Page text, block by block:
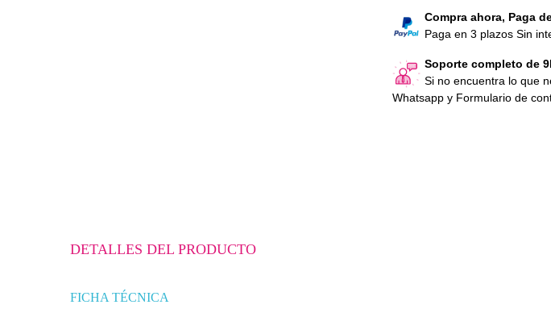
Compra ahora, Paga
Paga en 3 plazos Sin
Soporte completo de
Si no encuentra lo que
Whatsapp y Formulario de
Banda para cinta de correr
Proaction...
127,05 € IVA Incl.
DETALLES DEL PRODUCTO
FICHA TÉCNICA